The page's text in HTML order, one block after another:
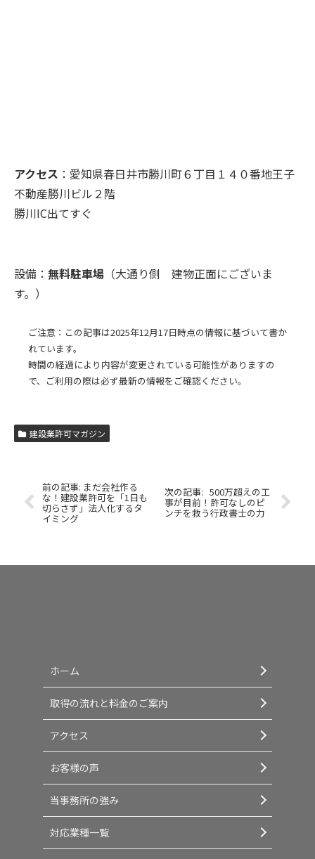
アクセス ：愛知県春日井市勝川町６丁目１４０番地王子
不動産勝川ビル２階
勝川IC出てすぐ
設備： 無料駐車場 （大通り側 建物正面にございま
す。）
ご注意：この記事は2025年12月17日時点の情報に基づいて書か
れています。
時間の経過により内容が変更されている可能性がありますの
で、ご利用の際は必ず最新の情報をご確認ください。
建設業許可マガジン
まだ会社作る
な！建設業許可を「1日も
切らさず」法人化するタ
イミング
500万超えの工
事が目前！許可なしのピ
ンチを救う行政書士の力
ホーム
取得の流れと料金のご案内
アクセス
お客様の声
当事務所の強み
対応業種一覧